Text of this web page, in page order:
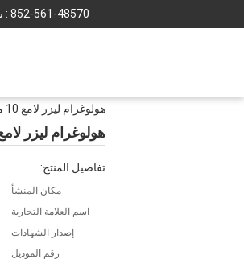
852-561-48570
هولوغرام ليزر لامع 10 مل صناديق القارورة زجاج الببتيد الزجاجية صناديق التعبئة والتغليف الصيدلانية المخصصة
هولوغرام ليزر لامع 10 مل صناديق القارورة زجاج الببتيد الزجاجية صناديق التعبئة والتغليف الصيدلانية
تفاصيل المنتج:
مكان المنشأ:
اسم العلامة التجارية:
إصدار الشهادات:
رقم الموديل: